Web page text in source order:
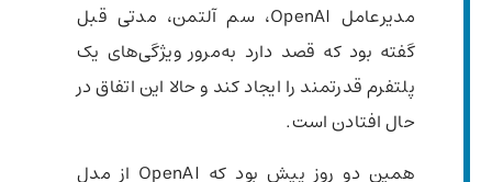
مدیرعامل OpenAI، سم آلتمن، مدتی قبل
گفته بود که قصد دارد به‌مرور ویژگی‌های یک
پلتفرم قدرتمند را ایجاد کند و حالا این اتفاق در
حال افتادن است.
همین دو روز پیش بود که OpenAI از مدل